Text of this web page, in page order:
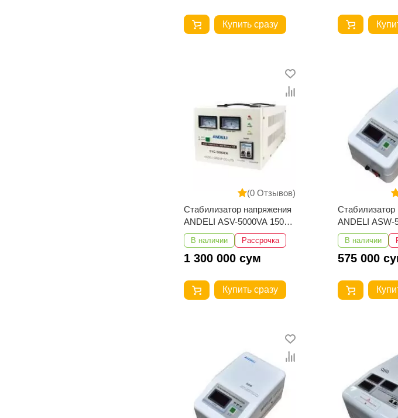
Купить сразу
(0 Отзывов)
Стабилизатор напряжения
ANDELI ASV-5000VA 150-
250V
В наличии Рассрочка
1 300 000 сум
Купить сразу
Стабилизатор
ANDELI ASW-
250V
В наличии
575 000